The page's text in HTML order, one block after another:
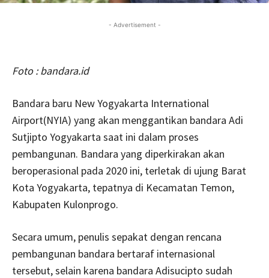
- Advertisement -
Foto : bandara.id
Bandara baru New Yogyakarta International
Airport(NYIA) yang akan menggantikan bandara Adi
Sutjipto Yogyakarta saat ini dalam proses
pembangunan. Bandara yang diperkirakan akan
beroperasional pada 2020 ini, terletak di ujung Barat
Kota Yogyakarta, tepatnya di Kecamatan Temon,
Kabupaten Kulonprogo.
Secara umum, penulis sepakat dengan rencana
pembangunan bandara bertaraf internasional
tersebut, selain karena bandara Adisucipto sudah